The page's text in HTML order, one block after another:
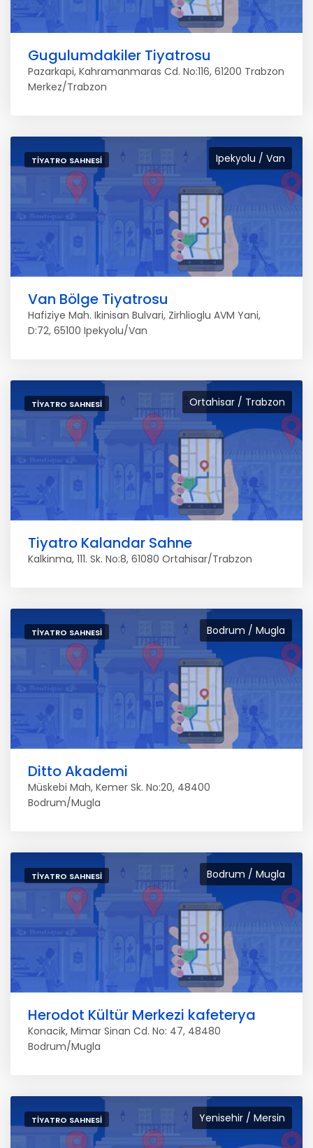
Gugulumdakiler Tiyatrosu
Pazarkapi, Kahramanmaras Cd. No:116, 61200 Trabzon
Merkez/Trabzon
Ipekyolu / Van
TIYATRO SAHNESI
Van Bölge Tiyatrosu
Hafiziye Mah. Ikinisan Bulvari, Zirhlioglu AVM Yani,
D:72, 65100 Ipekyolu/Van
Ortahisar / Trabzon
TIYATRO SAHNESI
Tiyatro Kalandar Sahne
Kalkinma, 111. Sk. No:8, 61080 Ortahisar/Trabzon
Bodrum / Mugla
TIYATRO SAHNESI
Ditto Akademi
Müskebi Mah, Kemer Sk. No:20, 48400
Bodrum/Mugla
Bodrum / Mugla
TIYATRO SAHNESI
Herodot Kültür Merkezi kafeterya
Konacik, Mimar Sinan Cd. No: 47, 48480
Bodrum/Mugla
Yenisehir / Mersin
TIYATRO SAHNESI